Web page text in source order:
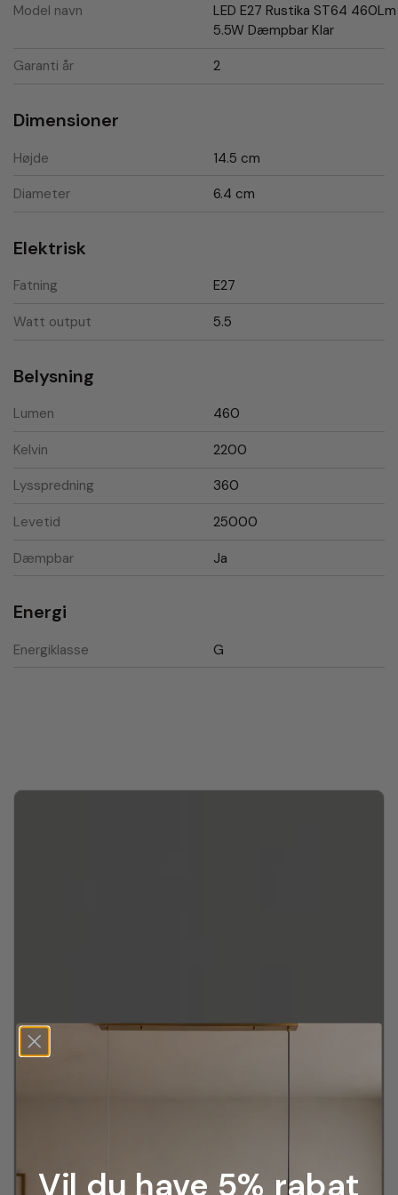
Model navn
LED E27 Rustika ST64 460Lm
5.5W Dæmpbar Klar
Garanti år 2
Dimensioner
Højde 14.5 cm
Diameter 6.4 cm
Elektrisk
Fatning E27
Watt output 5.5
Belysning
Lumen 460
Kelvin 2200
Lysspredning 360
Levetid 25000
Dæmpbar Ja
Energi
Energiklasse G
Vil du have 5% rabat